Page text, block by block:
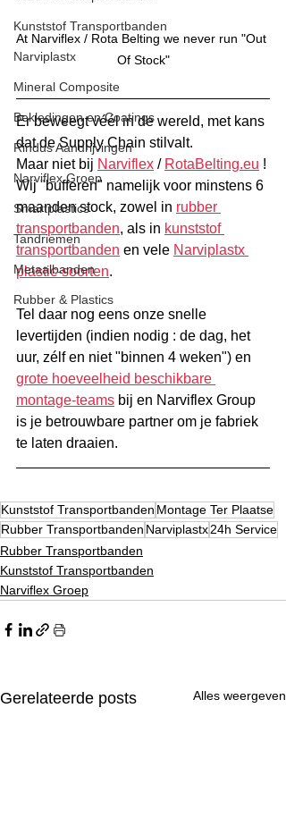
Kunststof Transportbanden
Narviplastx
Mineral Composite
Bekledingen en Coatings
Rindus Aandrijvingen
Narviflex Groep
Smartplastics
Tandriemen
Metaalbanden
Rubber & Plastics
At Narviflex / Rota Belting we never run "Out
Of Stock"
Er beweegt véél in de wereld, met kans
dat de Supply Chain stilvalt.
Maar niet bij Narviflex / RotaBelting.eu !
Wij "bufferen" namelijk voor minstens 6
maanden stock, zowel in rubber
transportbanden, als in kunststof
transportbanden en vele Narviplastx
plastic-soorten.
Tel daar nog eens onze snelle
levertijden (indien nodig : de dag, het
uur, zélf en niet "binnen 4 weken") en
grote hoeveelheid beschikbare
montage-teams bij en Narviflex Group
is je betrouwbare partner om je fabriek
te laten draaien.
Kunststof Transportbanden Montage Ter Plaatse
Rubber Transportbanden Narviplastx24h Service
Rubber Transportbanden
Kunststof Transportbanden
Narviflex Groep
Gerelateerde posts Alles weergeven